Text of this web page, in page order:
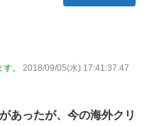
。
2018/09/05(水) 17:41:37.47
あったが、今の海外クリ